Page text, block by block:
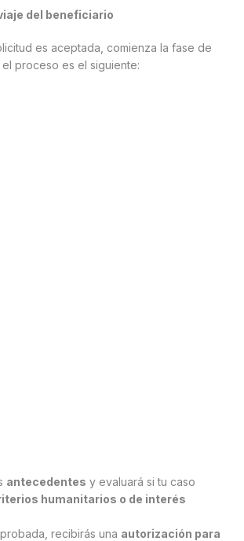
del beneficiario
es aceptada, comienza la fase de
proceso es el siguiente:
antecedentes y evaluará si tu caso
humanitarios o de interés
recibirás una autorización para